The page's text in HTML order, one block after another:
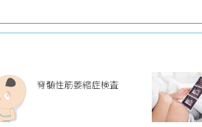
脊髄性筋萎縮症検査